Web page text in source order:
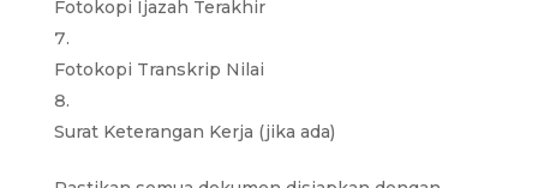
Fotokopi Ijazah Terakhir
Fotokopi Transkrip Nilai
Surat Keterangan Kerja (jika ada)